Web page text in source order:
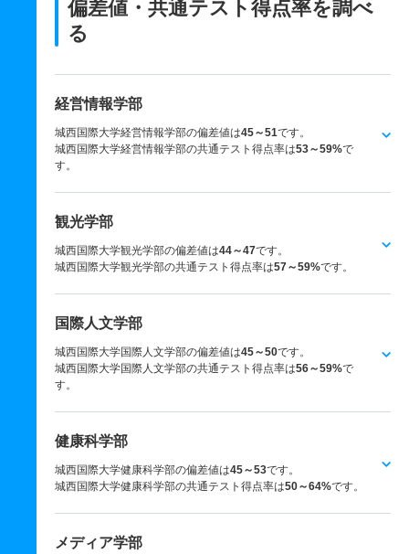
偏差値・共通テスト得点率を調べ
る
経営情報学部
城西国際大学経営情報学部の偏差値は45～51です。
城西国際大学経営情報学部の共通テスト得点率は53～59%で
す。
観光学部
城西国際大学観光学部の偏差値は44～47です。
城西国際大学観光学部の共通テスト得点率は57～59%です。
国際人文学部
城西国際大学国際人文学部の偏差値は45～50です。
城西国際大学国際人文学部の共通テスト得点率は56～59%で
す。
健康科学部
城西国際大学健康科学部の偏差値は45～53です。
城西国際大学健康科学部の共通テスト得点率は50～64%です。
メディア学部